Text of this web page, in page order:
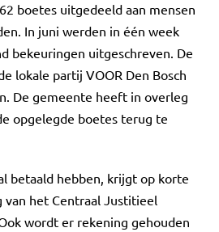
boetes uitgedeeld aan mensen
In juni werden in één week
bekeuringen uitgeschreven. De
lokale partij VOOR Den Bosch
De gemeente heeft in overleg
opgelegde boetes terug te
betaald hebben, krijgt op korte
het Centraal Justitieel
wordt er rekening gehouden